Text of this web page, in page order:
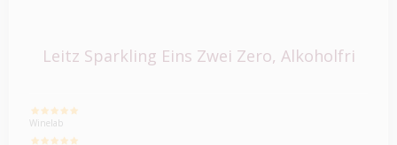
Leitz Sparkling Eins Zwei Zero, Alkoholfri
Winelab